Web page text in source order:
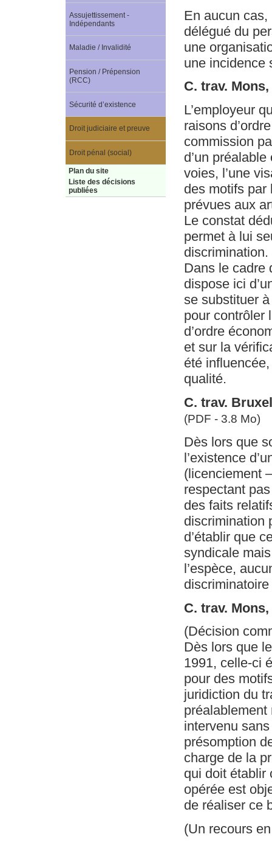
En aucun
délégué du
une
une incidence
C. trav.
L’employeur
raisons
commission
d’un
voies, l’une
des motifs par
prévues aux
Le constat
permet à lui
discrimination.
Dans le cadre
dispose ici
se substituer
pour contrôler
d’ordre
et sur la
été
qualité.
C. trav.
(PDF - 3.8 Mo)
Dès lors que
l’existence
(licenciement
respectant
des faits
discrimination
d’établir que
syndicale
l’espèce,
C. trav.
(Décision
Dès lors que
1991, celle-ci
pour des
juridiction du
préalablement
intervenu
présomption
charge de la
qui doit établir
opérée est
de réaliser ce
(Un recours
Assujettissement -
Indépendants
Maladie / Invalidité
Pension / Prépension
(RCC)
Sécurité d’existence
Droit judiciaire et preuve
Droit pénal (social)
Plan du site
Liste des décisions
publiées